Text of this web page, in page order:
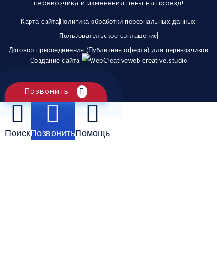
перевозчика и изменения цены на проезд!
Карта сайта Политика обработки персональных данных
Пользовательское соглашение
Договор присоединения (Публичная оферта) для перевозчиков
Создание сайта
web-creative.studio
Позвонить
ПоискПозвонитьПомощь